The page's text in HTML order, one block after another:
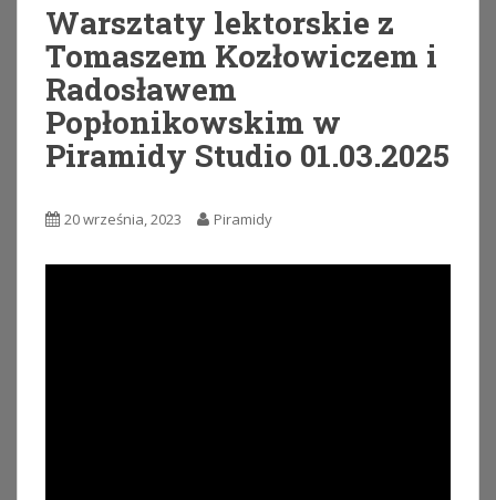
Warsztaty lektorskie z
Tomaszem Kozłowiczem i
Radosławem
Popłonikowskim w
Piramidy Studio 01.03.2025
20 września, 2023 Piramidy